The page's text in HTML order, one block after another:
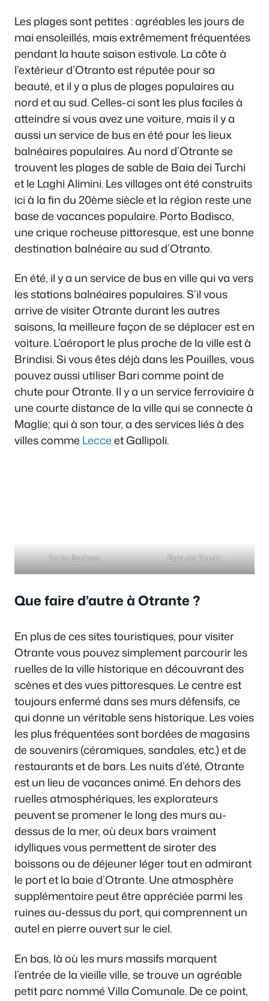
Les plages sont petites : agréables les jours de
mai ensoleillés, mais extrêmement fréquentées
pendant la haute saison estivale. La côte à
l’extérieur d’Otranto est réputée pour sa
beauté, et il y a plus de plages populaires au
nord et au sud. Celles-ci sont les plus faciles à
atteindre si vous avez une voiture, mais il y a
aussi un service de bus en été pour les lieux
balnéaires populaires. Au nord d’Otrante se
trouvent les plages de sable de Baia dei Turchi
et le Laghi Alimini. Les villages ont été construits
ici à la fin du 20ème siècle et la région reste une
base de vacances populaire. Porto Badisco,
une crique rocheuse pittoresque, est une bonne
destination balnéaire au sud d’Otranto.
En été, il y a un service de bus en ville qui va vers
les stations balnéaires populaires. S’il vous
arrive de visiter Otrante durant les autres
saisons, la meilleure façon de se déplacer est en
voiture. L’aéroport le plus proche de la ville est à
Brindisi. Si vous êtes déjà dans les Pouilles, vous
pouvez aussi utiliser Bari comme point de
chute pour Otrante. Il y a un service ferroviaire à
une courte distance de la ville qui se connecte à
Maglie; qui à son tour, a des services liés à des
villes comme Lecceet Gallipoli.
Porto Badisco Baia dei Turchi
Que faire d’autre à Otrante ?
En plus de ces sites touristiques, pour visiter
Otrante vous pouvez simplement parcourir les
ruelles de la ville historique en découvrant des
scènes et des vues pittoresques. Le centre est
toujours enfermé dans ses murs défensifs, ce
qui donne un véritable sens historique. Les voies
les plus fréquentées sont bordées de magasins
de souvenirs (céramiques, sandales, etc.) et de
restaurants et de bars. Les nuits d’été, Otrante
est un lieu de vacances animé. En dehors des
ruelles atmosphériques, les explorateurs
peuvent se promener le long des murs au-
dessus de la mer, où deux bars vraiment
idylliques vous permettent de siroter des
boissons ou de déjeuner léger tout en admirant
le port et la baie d’Otrante. Une atmosphère
supplémentaire peut être appréciée parmi les
ruines au-dessus du port, qui comprennent un
autel en pierre ouvert sur le ciel.
En bas, là où les murs massifs marquent
l’entrée de la vieille ville, se trouve un agréable
petit parc nommé Villa Comunale. De ce point,